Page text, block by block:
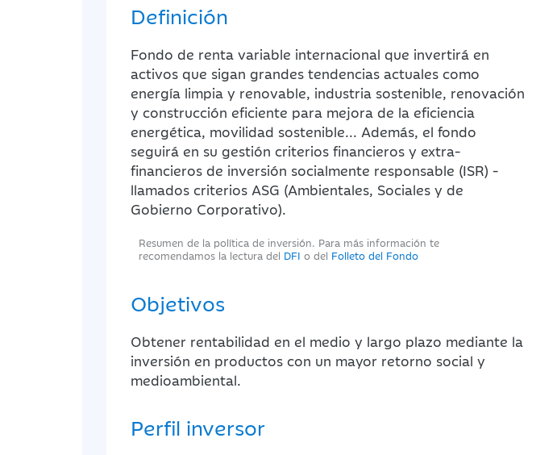
Definición
Fondo de renta variable internacional que invertirá en
activos que sigan grandes tendencias actuales como
energía limpia y renovable, industria sostenible, renovación
y construcción eficiente para mejora de la eficiencia
energética, movilidad sostenible... Además, el fondo
seguirá en su gestión criterios financieros y extra-
financieros de inversión socialmente responsable (ISR) -
llamados criterios ASG (Ambientales, Sociales y de
Gobierno Corporativo).
Resumen de la política de inversión. Para más información te
recomendamos la lectura del DFI o del Folleto del Fondo
Objetivos
Obtener rentabilidad en el medio y largo plazo mediante la
inversión en productos con un mayor retorno social y
medioambiental.
Perfil inversor